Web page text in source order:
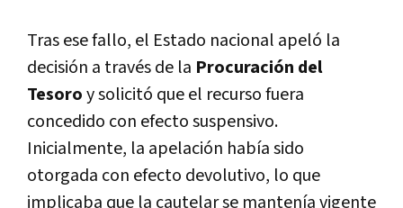
Tras ese fallo, el Estado nacional apeló la
decisión a través de la Procuración del
Tesoroy solicitó que el recurso fuera
concedido con efecto suspensivo.
Inicialmente, la apelación había sido
otorgada con efecto devolutivo, lo que
implicaba que la cautelar se mantenía vigente